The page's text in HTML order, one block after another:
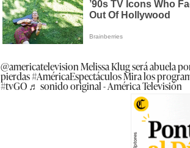
@americatelevisionMelissa Klug será abuela
pierdas#AméricaEspectáculosMira los
#tvGO ♬ sonido original - América Televisión